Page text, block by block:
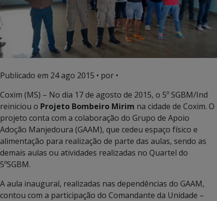
Publicado em 24 ago 2015 • por •
Coxim (MS) – No dia 17 de agosto de 2015, o 5º SGBM/Ind
reiniciou o Projeto Bombeiro Mirim na cidade de Coxim. O
projeto conta com a colaboração do Grupo de Apoio
Adoção Manjedoura (GAAM), que cedeu espaço físico e
alimentação para realização de parte das aulas, sendo as
demais aulas ou atividades realizadas no Quartel do
5ºSGBM.
A aula inaugural, realizadas nas dependências do GAAM,
contou com a participação do Comandante da Unidade –